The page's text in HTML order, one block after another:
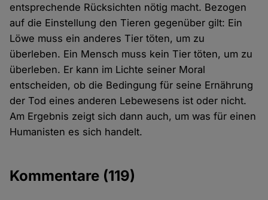
entsprechende Rücksichten nötig macht. Bezogen
auf die Einstellung den Tieren gegenüber gilt: Ein
Löwe muss ein anderes Tier töten, um zu
überleben. Ein Mensch muss kein Tier töten, um zu
überleben. Er kann im Lichte seiner Moral
entscheiden, ob die Bedingung für seine Ernährung
der Tod eines anderen Lebewesens ist oder nicht.
Am Ergebnis zeigt sich dann auch, um was für einen
Humanisten es sich handelt.
Kommentare (119)